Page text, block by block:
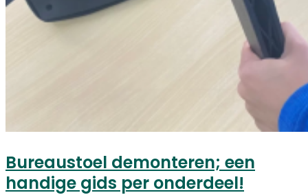
Bureaustoel demonteren; een
handige gids per onderdeel!